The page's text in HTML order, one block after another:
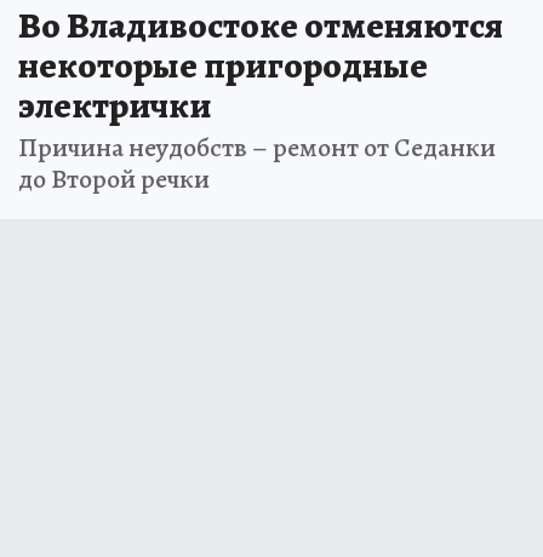
Во Владивостоке отменяются
некоторые пригородные
электрички
Причина неудобств – ремонт от Седанки
до Второй речки